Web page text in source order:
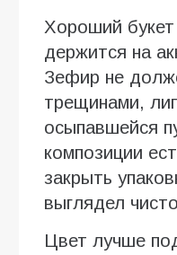
Хороший
держится на
Зефир не
трещинами,
осыпавшейся
композиции
закрыть
выглядел
Цвет лучше